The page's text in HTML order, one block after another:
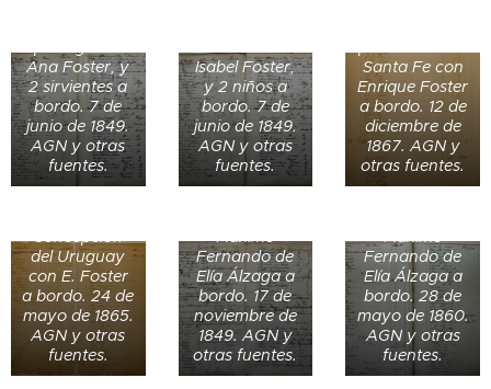
Ana Foster, y
2 sirvientes a
bordo. 7 de
junio de 1849.
AGN y otras
fuentes.
Isabel Foster,
y 2 niños a
bordo. 7 de
junio de 1849.
AGN y otras
fuentes.
Santa Fe con
Enrique Foster
a bordo. 12 de
diciembre de
1867. AGN y
otras fuentes.
El barco Río
de la Plata
arriba a
Concepción
del Uruguay
con E. Foster
a bordo. 24 de
mayo de 1865.
AGN y otras
fuentes.
El barco
Goleta
Trinidad
arriba a
Buenos Aires
procedente de
Máximo
Fernando de
Elía Álzaga a
bordo. 17 de
noviembre de
1849. AGN y
otras fuentes.
El barco Salto
arriba a
Buenos Aires
Máximo
Fernando de
Elía Álzaga a
bordo. 28 de
mayo de 1860.
AGN y otras
fuentes.
El barco P.
Mediterraneo
arriba a
Buenos Aires